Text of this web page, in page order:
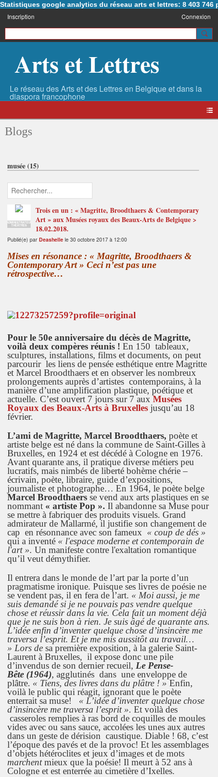
Statistiques google analytics du réseau arts et lettres: 8 403 746
Inscription Connexion
Arts et Lettres
Blogs
musée (15)
ADMINISTRATEUR
THÉÂTRES
Trois en un : « Magritte, Broodthaers & Contemporary
Art » aux Musées royaux des Beaux-Arts de Belgique >
18.02.2018.
Publié(e) par Deashelle le 30 octobre 2017 à 12:00
Mises en résonance : « Magritte, Broodthaers &
Contemporary Art » Ceci n’est pas une
rétrospective…
Pour le 50e anniversaire du décès de Magritte,
voilà deux compères réunis ! En 150 tableaux,
sculptures, installations, films et documents, on peut
parcourir les liens de pensée esthétique entre Magritte
et Marcel Broodthaers et en observer les nombreux
prolongements auprès d’artistes contemporains, à la
manière d’une amplification plastique, poétique et
actuelle. C’est ouvert 7 jours sur 7 aux Musées
Royaux des Beaux-Arts à Bruxelles jusqu’au 18
février.
L’ami de Magritte, Marcel Broodthaers, poète et
artiste belge est né dans la commune de Saint-Gilles à
Bruxelles, en 1924 et est décédé à Cologne en 1976.
Avant quarante ans, il pratique diverse métiers peu
lucratifs, mais nimbés de liberté bohème chérie –
écrivain, poète, libraire, guide d’expositions,
journaliste et photographe… En 1964, le poète belge
Marcel Broodthaers se vend aux arts plastiques en se
nommant « artiste Pop ». Il abandonne sa Muse pour
se mettre à fabriquer des produits visuels. Grand
admirateur de Mallarmé, il justifie son changement de
cap en résonnance avec son fameux « coup de dés »
qui a inventé « l'espace moderne et contemporain de
l'art ». Un manifeste contre l'exaltation romantique
qu’il veut démythifier.
Il entrera dans le monde de l’art par la porte d’un
pragmatisme ironique. Puisque ses livres de poésie ne
se vendent pas, il en fera de l’art. « Moi aussi, je me
suis demandé si je ne pouvais pas vendre quelque
chose et réussir dans la vie. Cela fait un moment déjà
que je ne suis bon à rien. Je suis âgé de quarante ans.
L’idée enfin d’inventer quelque chose d’insincère me
traversa l’esprit. Et je me mis aussitôt au travail…
» Lors de sa première exposition, à la galerie Saint-
Laurent à Bruxelles, il expose donc une pile
d’invendus de son dernier recueil, Le Pense-
Bête (1964), agglutinés dans une enveloppe de
plâtre. « Tiens, des livres dans du plâtre ! » Enfin,
voilà le public qui réagit, ignorant que le poète
enterrait sa muse! « L’idée d’inventer quelque chose
d’insincère me traversa l’esprit ». Et voilà des
casseroles remplies à ras bord de coquilles de moules
vides avec ou sans sauce, accolées les unes aux autres
dans un geste de dérision caustique. Diable ! 68, c’est
l’époque des pavés et de la provoc! Et les assemblages
d’objets hétéroclites et jeux d’images et de mots
marchentmieux que la poésie! Il meurt à 52 ans à
Cologne et est enterrée au cimetière d’Ixelles.